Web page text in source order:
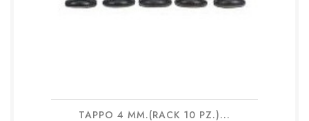
TAPPO 4 MM.(RACK 10 PZ.)...